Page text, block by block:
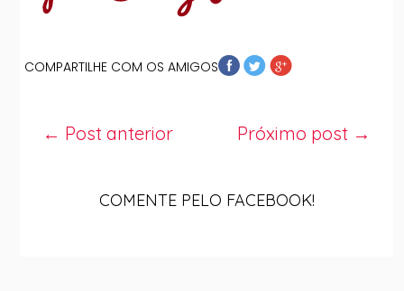
COMPARTILHE COM OS AMIGOS
Próximo post →
← Post anterior
COMENTE PELO FACEBOOK!